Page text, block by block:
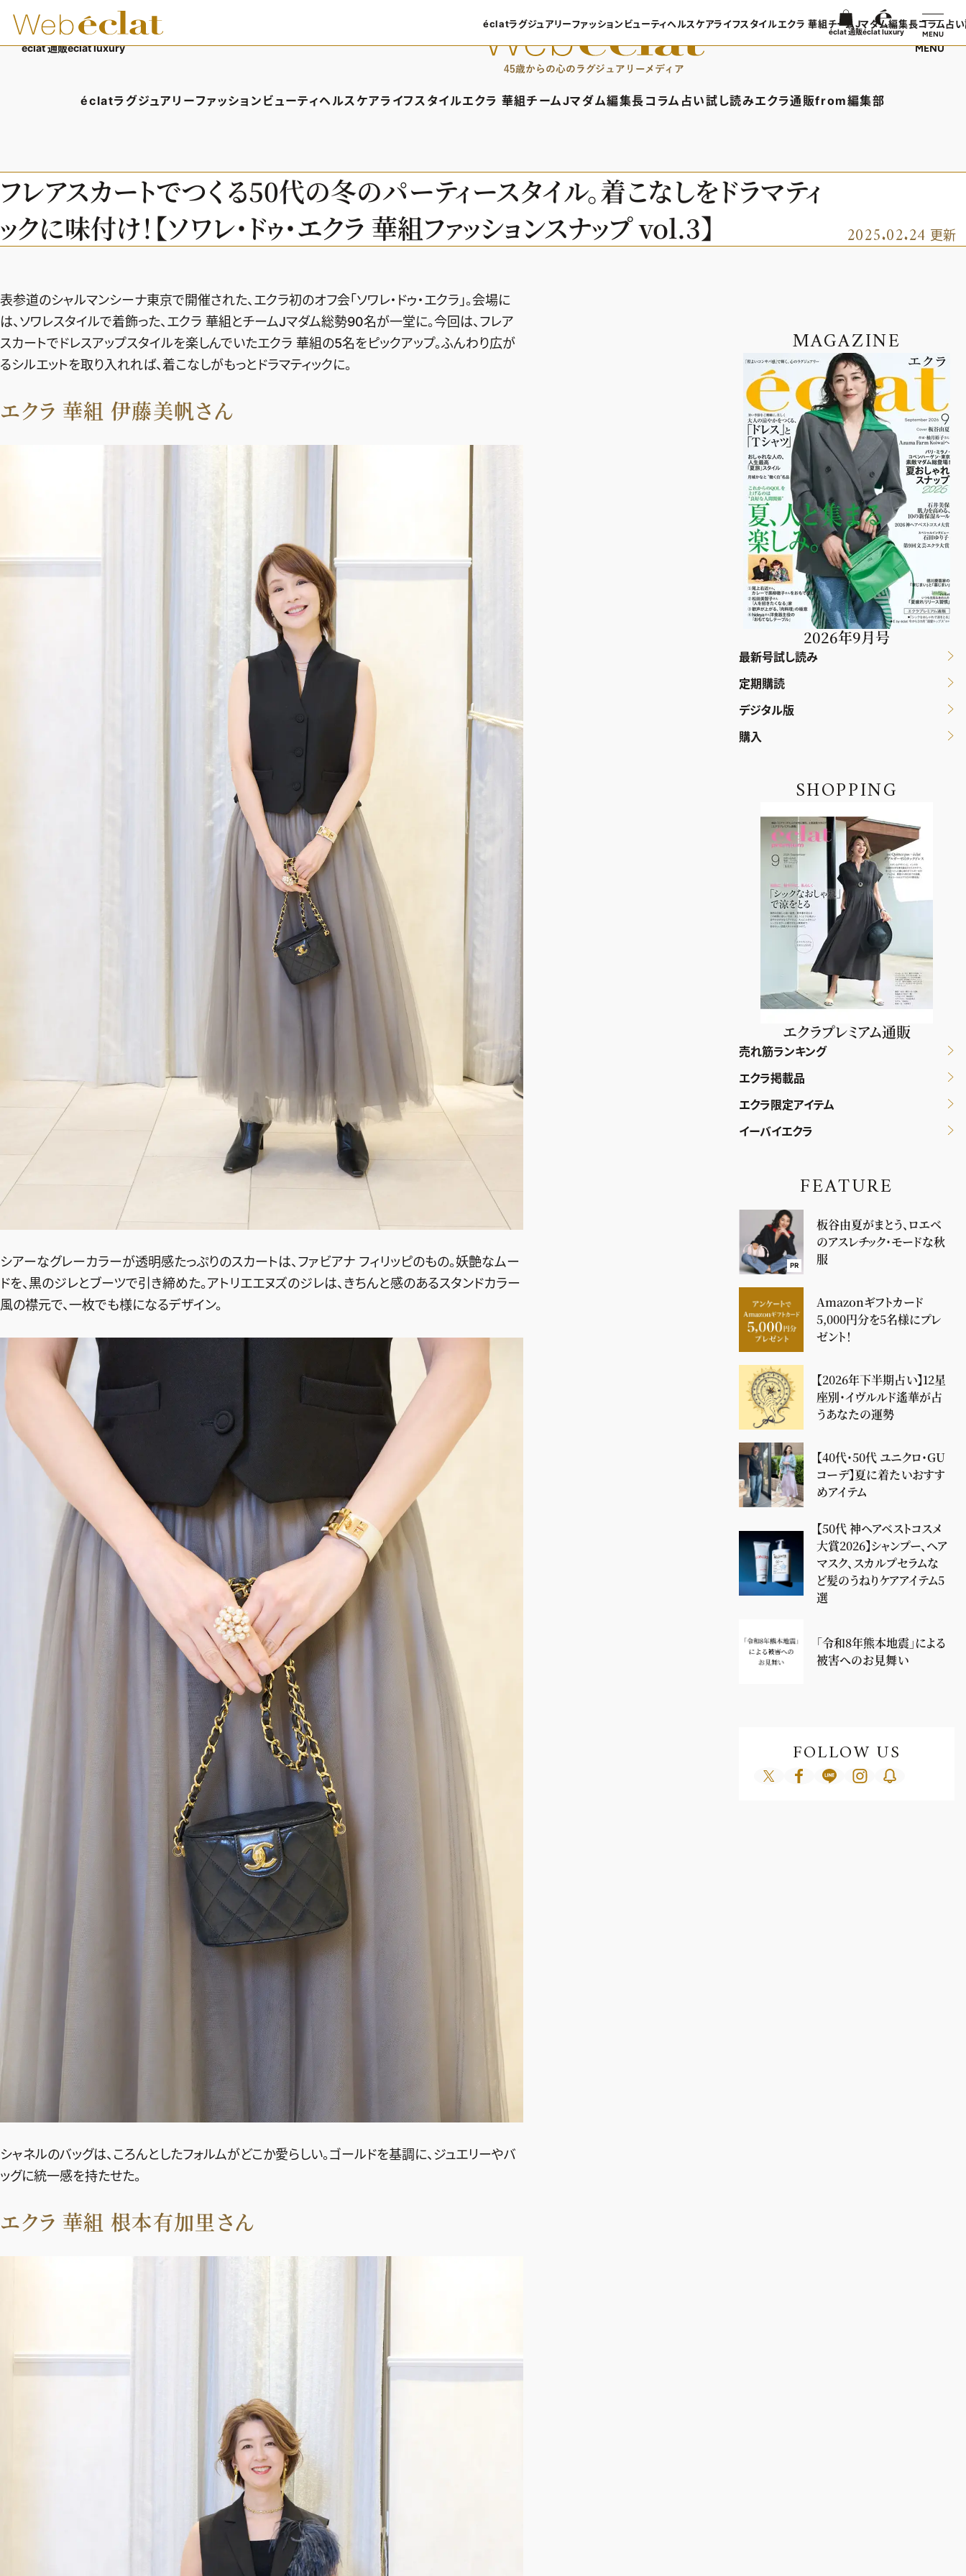
éclat 通販éclat luxury MENU
éclatラグジュアリー
ラグジュアリーTOPICS
NEOエグゼスタイル
ファッション
ファッションTOPICS
8月の毎日コーデ
50代なに着てる？
ファッション特集
ビューティ
ヘアスタイル・ヘアケア
エイジングケア
メイク
50代ベストコスメ
ヘルスケア
ヘルスケアTOPICS
更年期
ストレッチ・エクササイズ
ダイエット
ライフスタイル
車・家電
ゴルフ
住まい
旅行＆グルメ
50代のお悩み
エクラ 華組
エクラ 華組メンバー一覧
エクラ 華組ランキング
チームJマダム
チームJマダムメンバー一覧
チームJマダムランキング
チームJマダム特集
編集長コラム
あら、素敵☆ 手帖
占い
イヴルルド遙華の12星座占い
試し読みエクラ通販
エクラプレミアムNEWS
通販ランキング
エクラプレミアム通販
from編集部
インフォメーション
éclatラグジュアリー
éclatラグジュアリーTOP
ラグジュアリーTOPICS
ファッション
ファッションTOP
ファッションTOPICS
ビューティ
ビューティTOP
ヘアスタイル・ヘアケア
ヘルスケア
ヘルスケアTOP
ヘルスケアTOPICS
50代健康のお悩み
ライフスタイル
車・家電
カルチャー
エクラ 華組
エクラ 華組メンバー一覧
チームJマダム
チームJマダムメンバー一
編集長コラム占い
éclat 通販éclat luxury MENU
フレアスカートでつくる50代の冬のパーティースタイル。着こなしをドラマティ
ックに味付け！【ソワレ・ドゥ・エクラ 華組ファッションスナップ vol.3】
2025.02.24 更新
表参道のシャルマンシーナ東京で開催された、エクラ初のオフ会「ソワレ・ドゥ・エクラ」。会場に
は、ソワレスタイルで着飾った、エクラ 華組とチームJマダム総勢90名が一堂に。今回は、フレア
スカートでドレスアップスタイルを楽しんでいたエクラ 華組の5名をピックアップ。ふんわり広が
るシルエットを取り入れれば、着こなしがもっとドラマティックに。
エクラ 華組 伊藤美帆さん
シアーなグレーカラーが透明感たっぷりのスカートは、ファビアナ フィリッピのもの。妖艶なムー
ドを、黒のジレとブーツで引き締めた。アトリエエヌズのジレは、きちんと感のあるスタンドカラー
風の襟元で、一枚でも様になるデザイン。
シャネルのバッグは、ころんとしたフォルムがどこか愛らしい。ゴールドを基調に、ジュエリーやバ
ッグに統一感を持たせた。
エクラ 華組 根本有加里さん
MAGAZINE
2026年9月号
最新号試し読み
定期購読
デジタル版
購入
SHOPPING
エクラプレミアム通販
売れ筋ランキング
エクラ掲載品
エクラ限定アイテム
イーバイエクラ
FEATURE
PR
板谷由夏がまとう、ロエベ
のアスレチック・モードな秋
服
Amazonギフトカード
5,000円分を5名様にプレ
ゼント！
【2026年下半期占い】12星
座別・イヴルルド遙華が占
うあなたの運勢
【40代・50代 ユニクロ・GU
コーデ】夏に着たいおすす
めアイテム
【50代 神ヘアベストコスメ
大賞2026】シャンプー、ヘア
マスク、スカルプセラムな
ど髪のうねりケアアイテム5
選
「令和8年熊本地震」による
被害へのお見舞い
FOLLOW US